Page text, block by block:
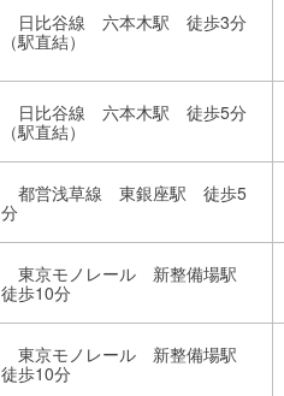
日比谷線 六本木駅 徒歩3分
（駅直結）
日比谷線 六本木駅 徒歩5分
（駅直結）
都営浅草線 東銀座駅 徒歩5
分
東京モノレール 新整備場駅
徒歩10分
東京モノレール 新整備場駅
徒歩10分